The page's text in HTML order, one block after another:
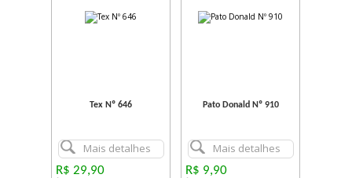
Tex Nº 646
Mais detalhes
R$ 29,90
Pato Donald Nº 910
Mais detalhes
R$ 9,90